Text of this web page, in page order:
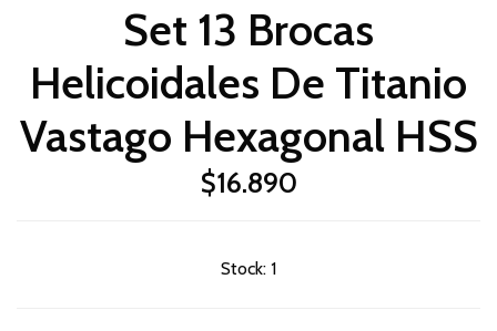
Set 13 Brocas
Helicoidales De Titanio
Vastago Hexagonal HSS
$16.890
Stock: 1